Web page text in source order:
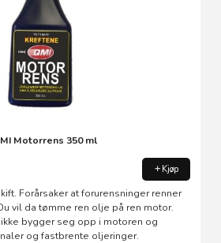
Motorrens 350 ml
Kjøp
Forårsaker at forurensninger renner
vil da tømme ren olje på ren motor.
bygger seg opp i motoren og
og fastbrente oljeringer.